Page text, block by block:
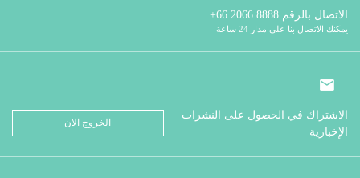
الاتصال بالرقم
يمكنك الاتصال بنا على مدار 24 ساعة
الاشتراك في الحصول على النشرات
الإخبارية
الخروج الان